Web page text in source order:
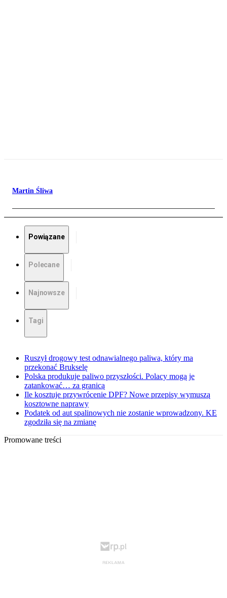
Martin Śliwa
Powiązane
Polecane
Najnowsze
Tagi
Ruszył drogowy test odnawialnego paliwa, który ma
przekonać Brukselę
Polska produkuje paliwo przyszłości. Polacy mogą je
zatankować… za granicą
Ile kosztuje przywrócenie DPF? Nowe przepisy wymuszą
kosztowne naprawy
Podatek od aut spalinowych nie zostanie wprowadzony. KE
zgodziła się na zmianę
Promowane treści